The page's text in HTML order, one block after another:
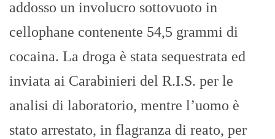
addosso un involucro sottovuoto in
cellophane contenente 54,5 grammi di
cocaina. La droga è stata sequestrata ed
inviata ai Carabinieri del R.I.S. per le
analisi di laboratorio, mentre l’uomo è
stato arrestato, in flagranza di reato, per